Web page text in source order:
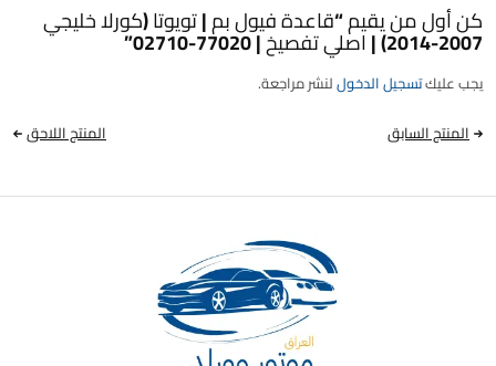
كن أول من يقيم “قاعدة فيول بم | تويوتا (كورلا خليجي
2007-2014) | اصلي تفصيخ | 77020-02710”
يجب عليكتسجيل الدخوللنشر مراجعة.
المنتج السابق
المنتج اللاحق